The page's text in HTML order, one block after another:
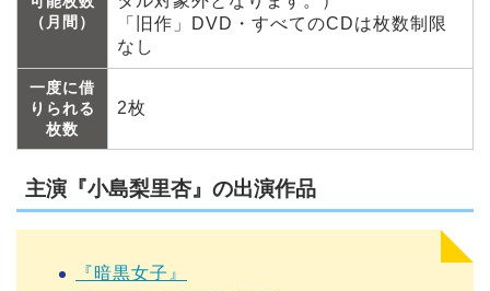
（月間）
「旧作」DVD・すべてのCDは枚数制限
なし
一度に借
りられる
枚数
2枚
主演『小島梨里杏』の出演作品
『暗黒女子』